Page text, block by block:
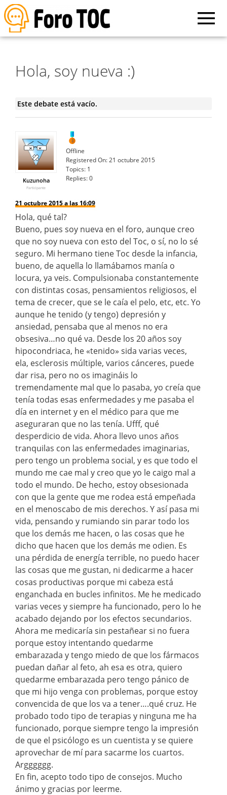
Hola, soy nueva :)
Este debate está vacío.
Kuzunoha
Participante
Offline
Registered On:21 octubre 2015
Topics: 1
Replies:0
21 octubre 2015 a las 16:09
Hola, qué tal?
Bueno, pues soy nueva en el foro, aunque creo
que no soy nueva con esto del Toc, o sí, no lo sé
seguro. Mi hermano tiene Toc desde la infancia,
bueno, de aquella lo llamábamos manía o
locura, ya veis. Compulsionaba constantemente
con distintas cosas, pensamientos religiosos, el
tema de crecer, que se le caía el pelo, etc, etc. Yo
aunque he tenido (y tengo) depresión y
ansiedad, pensaba que al menos no era
obsesiva…no qué va. Desde los 20 años soy
hipocondriaca, he «tenido» sida varias veces,
ela, esclerosis múltiple, varios cánceres, puede
dar risa, pero no os imagináis lo
tremendamente mal que lo pasaba, yo creía que
tenía todas esas enfermedades y me pasaba el
día en internet y en el médico para que me
aseguraran que no las tenía. Ufff, qué
desperdicio de vida. Ahora llevo unos años
tranquilas con las enfermedades imaginarias,
pero tengo un problema social, y es que todo el
mundo me cae mal y creo que yo le caigo mal a
todo el mundo. De hecho, estoy obsesionada
con que la gente que me rodea está empeñada
en el menoscabo de mis derechos. Y así pasa mi
vida, pensando y rumiando sin parar todo los
que los demás me hacen, o las cosas que he
dicho que hacen que los demás me odien. Es
una pérdida de energía terrible, no puedo hacer
las cosas que me gustan, ni dedicarme a hacer
cosas productivas porque mi cabeza está
enganchada en bucles infinitos. Me he medicado
varias veces y siempre ha funcionado, pero lo he
acabado dejando por los efectos secundarios.
Ahora me medicaría sin pestañear si no fuera
porque estoy intentando quedarme
embarazada y tengo miedo de que los fármacos
puedan dañar al feto, ah esa es otra, quiero
quedarme embarazada pero tengo pánico de
que mi hijo venga con problemas, porque estoy
convencida de que los va a tener….qué cruz. He
probado todo tipo de terapias y ninguna me ha
funcionado, porque siempre tengo la impresión
de que el psicólogo es un cuentista y se quiere
aprovechar de mí para sacarme los cuartos.
Argggggg.
En fin, acepto todo tipo de consejos. Mucho
ánimo y gracias por leerme.